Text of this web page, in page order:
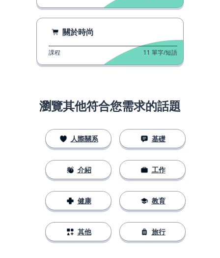
關於時尚
課程 11 單字/短語
瀏覽其他符合您需求的話題
人際關系
介紹
健康
其他
基礎
工作
教育
旅行